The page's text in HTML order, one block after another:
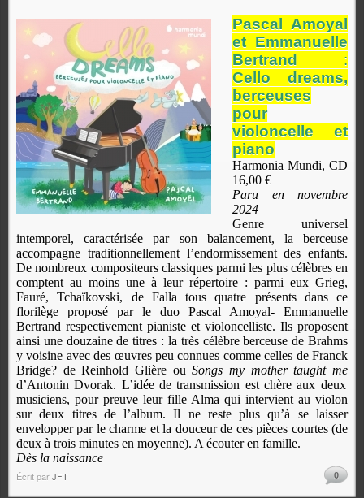
Pascal Amoyal
et Emmanuelle
Bertrand :
Cello dreams,
berceuses
pour
violoncelle et
piano
Harmonia Mundi, CD
16,00 €
Paru en novembre
2024
Genre universel
intemporel, caractérisée par son balancement, la berceuse
accompagne traditionnellement l’endormissement des enfants.
De nombreux compositeurs classiques parmi les plus célèbres en
comptent au moins une à leur répertoire : parmi eux Grieg,
Fauré, Tchaïkovski, de Falla tous quatre présents dans ce
florilège proposé par le duo Pascal Amoyal- Emmanuelle
Bertrand respectivement pianiste et violoncelliste. Ils proposent
ainsi une douzaine de titres : la très célèbre berceuse de Brahms
y voisine avec des œuvres peu connues comme celles de Franck
Bridge? de Reinhold Glière ouSongs my mother taught me
d’Antonin Dvorak. L’idée de transmission est chère aux deux
musiciens, pour preuve leur fille Alma qui intervient au violon
sur deux titres de l’album. Il ne reste plus qu’à se laisser
envelopper par le charme et la douceur de ces pièces courtes (de
deux à trois minutes en moyenne). A écouter en famille.
Dès la naissance
Écrit parJFT 0